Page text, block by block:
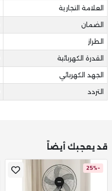
العلامة التجارية
الضمان
الطراز
القدرة الكهربائية
الجهد الكهربائي
التردد
قد يعجبك أيضاً
-25%